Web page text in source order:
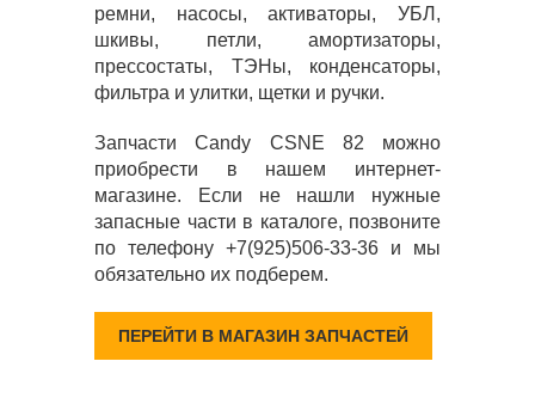
ремни, насосы, активаторы, УБЛ,
шкивы, петли, амортизаторы,
прессостаты, ТЭНы, конденсаторы,
фильтра и улитки, щетки и ручки.
Запчасти Candy CSNE 82 можно
приобрести в нашем интернет-
магазине. Если не нашли нужные
запасные части в каталоге, позвоните
по телефону +7(925)506-33-36 и мы
обязательно их подберем.
ПЕРЕЙТИ В МАГАЗИН ЗАПЧАСТЕЙ